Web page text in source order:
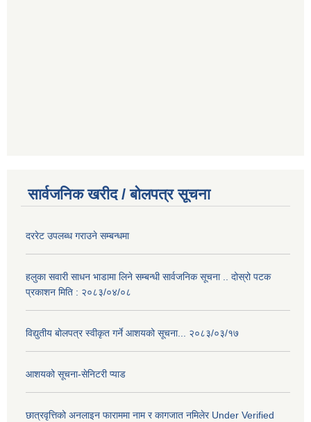
सार्वजनिक खरीद / बोलपत्र सूचना
दररेट उपलब्ध गराउने सम्बन्धमा
हलुका सवारी साधन भाडामा लिने सम्बन्धी सार्वजनिक सूचना .. दोस्रो पटक
प्रकाशन मिति : २०८३/०४/०८
विद्युतीय बोलपत्र स्वीकृत गर्ने आशयको सूचना... २०८३/०३/१७
आशयको सूचना-सेनिटरी प्याड
छात्रवृत्तिको अनलाइन फाराममा नाम र कागजात नमिलेर Under Verified